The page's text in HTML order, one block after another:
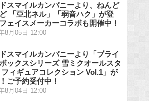
スマイルカンパニーより、ねんど
「亞北ネル」「弱音ハク」が登
ェイスメーカーコラボも開催中！
8月05日 12:00
スマイルカンパニーより「ブライ
ックスシリーズ 雪ミクオールスタ
フィギュアコレクション Vol.1」が
ご予約受付中！
8月04日 12:00